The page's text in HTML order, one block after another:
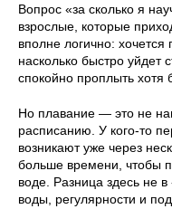
Вопрос «за сколько я
взрослые, которые
вполне логично: хочется
насколько быстро уйдет
спокойно проплыть хотя
Но плавание — это не
расписанию. У кого-то
возникают уже через
больше времени, чтобы
воде. Разница здесь не
воды, регулярности и